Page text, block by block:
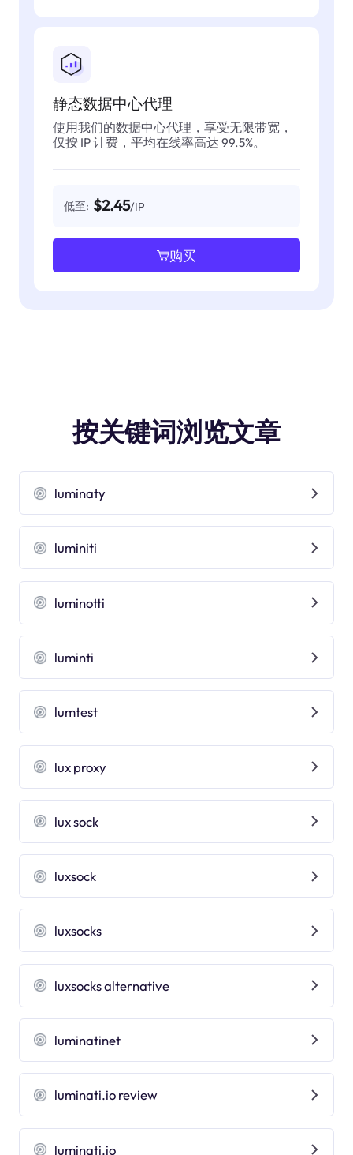
静态数据中心代理
使用我们的数据中心代理，享受无限带宽，
仅按 IP 计费，平均在线率高达 99.5%。
低至: $2.45/IP
购买
按关键词浏览文章
luminaty
luminiti
luminotti
luminti
lumtest
lux proxy
lux sock
luxsock
luxsocks
luxsocks alternative
luminatinet
luminati.io review
luminati.io